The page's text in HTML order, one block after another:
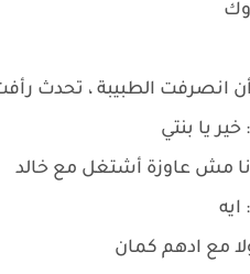
انصرفت الطبيبة ، تحدث
يا بنتي
أنا مش عاوزة أشتغل مع خالد
ايه
مع ادهم كمان